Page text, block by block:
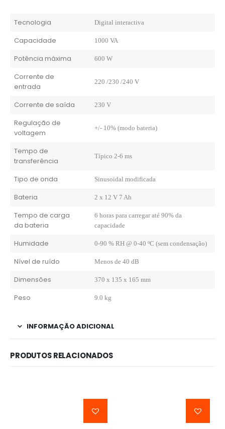
Tecnologia Digital interactiva
Capacidade 1000 VA
Potência máxima 600 W
Corrente de
entrada
220 /230 /240 V
Corrente de saída 230 V
Regulação de
voltagem
+/- 10% (modo bateria)
Tempo de
transferência
Típico 2-6 ms
Tipo de onda Sinusoidal modificada
Bateria 2 x 12 V 7 Ah
Tempo de carga
da bateria
6 horas para carregar até 90% da
capacidade
Humidade 0-90 % RH @ 0-40 ºC (sem condensação)
Nível de ruído Menos de 40 dB
Dimensões 370 x 135 x 165 mm
Peso 9.0 kg
INFORMAÇÃO ADICIONAL
PRODUTOS RELACIONADOS